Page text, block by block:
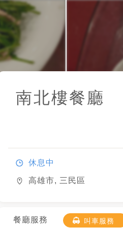
南北樓餐廳
休息中
高雄市, 三民區
餐廳服務 叫車服務